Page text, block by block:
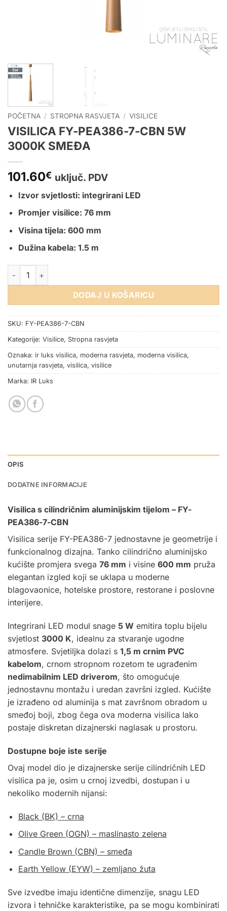
POČETNA / STROPNA RASVJETA / VISILICE
VISILICA FY-PEA386-7-CBN 5W
3000K SMEĐA
101.60€ uključ. PDV
Izvor svjetlosti: integrirani LED
Promjer visilice: 76 mm
Visina tijela: 600 mm
Dužina kabela: 1.5 m
VISILICA FY-PEA386-7-CBN 5W 3000K SMEĐA količina
DODAJ U KOŠARICU
SKU: FY-PEA386-7-CBN
Kategorije: Visilice, Stropna rasvjeta
Oznaka: ir luks visilica, moderna rasvjeta, moderna visilica,
unutarnja rasvjeta, visilica, visilice
Marka: IR Luks
OPIS
DODATNE INFORMACIJE
Visilica s cilindričnim aluminijskim tijelom – FY-
PEA386-7-CBN
Visilica serije FY-PEA386-7 jednostavne je geometrije i
funkcionalnog dizajna. Tanko cilindrično aluminijsko
kućište promjera svega 76 mm i visine 600 mm pruža
elegantan izgled koji se uklapa u moderne
blagovaonice, hotelske prostore, restorane i poslovne
interijere.
Integrirani LED modul snage 5 W emitira toplu bijelu
svjetlost 3000 K, idealnu za stvaranje ugodne
atmosfere. Svjetiljka dolazi s 1,5 m crnim PVC
kabelom, crnom stropnom rozetom te ugrađenim
nedimabilnim LED driverom, što omogućuje
jednostavnu montažu i uredan završni izgled. Kućište
je izrađeno od aluminija s mat završnom obradom u
smeđoj boji, zbog čega ova moderna visilica lako
postaje diskretan dizajnerski naglasak u prostoru.
Dostupne boje iste serije
Ovaj model dio je dizajnerske serije cilindričnih LED
visilica pa je, osim u crnoj izvedbi, dostupan i u
nekoliko modernih nijansi:
Black (BK) – crna
Olive Green (OGN) – maslinasto zelena
Candle Brown (CBN) – smeđa
Earth Yellow (EYW) – zemljano žuta
Sve izvedbe imaju identične dimenzije, snagu LED
izvora i tehničke karakteristike, pa se mogu kombinirati